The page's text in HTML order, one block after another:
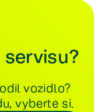
vozidlo?
vyberte si.